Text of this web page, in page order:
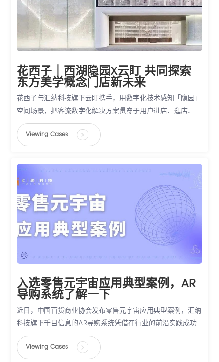
花西子｜西湖隐园X云盯 共同探索
东方美学概念门店新未来
花西子与汇纳科技旗下云盯携手，用数字化技术感知「隐园」
空间场景，把客流数字化解决方案贯穿于用户进店、逛店、离
店的全过程。
通过全链路的客流数据融合，全面了解旗舰店的运营状况，并
反哺到运营管理、产品展示、活动营销等经营环节中，让每一
位进店的用户都能感受到花西子独特的品牌气质，并在客流数
据反馈下不断优化用户体验细节，增强用户与花西子的情感连
接，强化品牌形象与认知。
Viewing Cases
入选零售元宇宙应用典型案例，AR
导购系统了解一下
近日，中国百货商业协会发布零售元宇宙应用典型案例，汇纳
科技旗下千目信息的AR导购系统凭借在行业的前沿实践成功
入选。
Viewing Cases